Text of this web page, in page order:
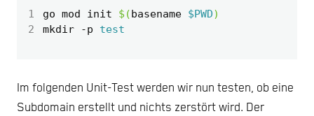
1 go mod init $( basename $PWD)
2
mkdir -p test
Im folgenden Unit-Test werden wir nun testen, ob eine
Subdomain erstellt und nichts zerstört wird. Der